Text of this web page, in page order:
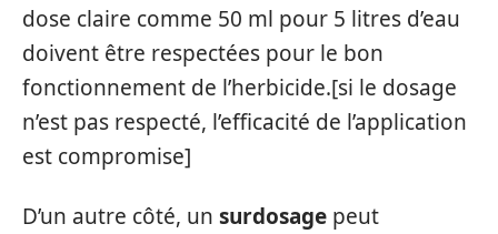
dose claire comme 50 ml pour 5 litres d’eau
doivent être respectées pour le bon
fonctionnement de l’herbicide.[si le dosage
n’est pas respecté, l’efficacité de l’application
est compromise]
D’un autre côté, un surdosage peut